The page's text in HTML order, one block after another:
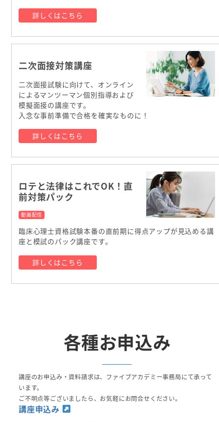
詳しくはこちら
二次面接対策講座
二次面接試験に向けて、オンライン
によるマンツーマン個別指導および
模擬面接の講座です。
入念な事前準備で合格を確実なものに！
詳しくはこちら
ロテと法律はこれでOK！直
前対策パック
動画配信
臨床心理士資格試験本番の直前期に得点アップが見込める講
座と模試のパック講座です。
詳しくはこちら
各種お申込み
講座のお申込み・資料請求は、ファイブアカデミー事務局にて承って
います。
ご不明点等ございましたら、お気軽にお問合せください。
講座申込み